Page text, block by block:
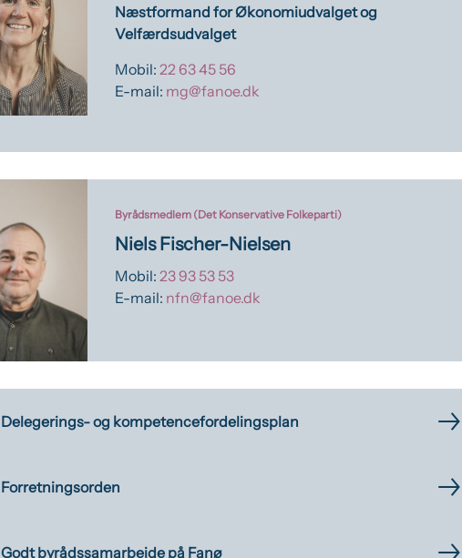
Næstformand for Økonomiudvalget og
Velfærdsudvalget
Mobil:22 63 45 56
E-mail: mg@fanoe.dk
Byrådsmedlem (Det Konservative Folkeparti)
Niels Fischer-Nielsen
Mobil:23 93 53 53
E-mail: nfn@fanoe.dk
Delegerings- og kompetencefordelingsplan
Forretningsorden
Godt byrådssamarbejde på Fanø